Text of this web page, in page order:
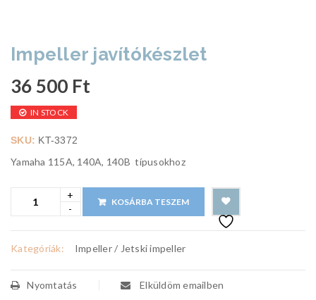
Impeller javítókészlet
36 500 Ft
IN STOCK
SKU: KT-3372
Yamaha 115A, 140A, 140B típusokhoz
KOSÁRBA TESZEM
Kategóriák: Impeller / Jetski impeller
Nyomtatás Elküldöm emailben